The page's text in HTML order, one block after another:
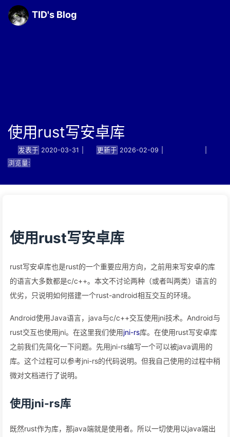
TID's Blog
使用rust写安卓库
发表于 2020-03-31 更新于 2026-02-09
浏览量:
使用rust写安卓库
rust写安卓库也是rust的一个重要应用方向，之前用来写安卓的库
的语言大多数都是c/c++。本文不讨论两种（或者叫两类）语言的
优劣，只说明如何搭建一个rust-android相互交互的环境。
Android使用Java语言，java与c/c++交互使用jni技术。Android与
rust交互也使用jni。在这里我们使用jni-rs库。在使用rust写安卓库
之前我们先简化一下问题。先用jni-rs编写一个可以被java调用的
库。这个过程可以参考jni-rs的代码说明。但我自己使用的过程中稍
微对文档进行了说明。
使用jni-rs库
既然rust作为库，那java端就是使用者。所以一切使用以java端出